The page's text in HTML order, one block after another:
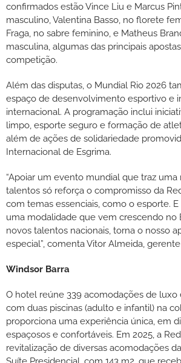
confirmados estão Vince Liu e Marcus
masculino, Valentina Basso, no florete
Fraga, no sabre feminino, e Matheus
masculina, algumas das principais
competição.
Além das disputas, o Mundial Rio 2026
espaço de desenvolvimento esportivo e
internacional. A programação inclui
limpo, esporte seguro e formação de
além de ações de solidariedade
Internacional de Esgrima.
“Apoiar um evento mundial que traz
talentos só reforça o compromisso da
com temas essenciais, como o esporte.
uma modalidade que vem crescendo no
novos talentos nacionais, torna o nosso
especial”, comenta Vitor Almeida,
Windsor Barra
O hotel reúne 339 acomodações de luxo
com duas piscinas (adulto e infantil) na
proporciona uma experiência única, em
espaçosos e confortáveis. Em 2025, a
revitalização de diversas acomodações